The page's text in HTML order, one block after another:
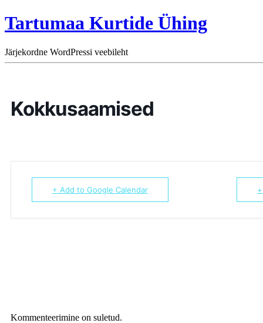
Tartumaa Kurtide Ühing
Järjekordne WordPressi veebileht
Kokkusaamised
+ Add to Google Calendar
Kommenteerimine on suletud.